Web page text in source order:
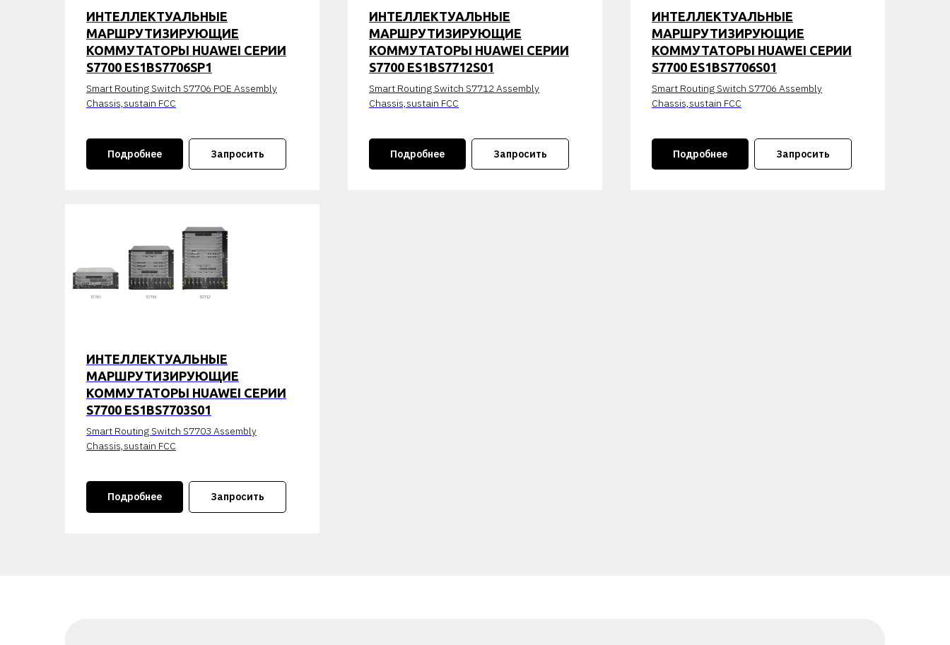
ИНТЕЛЛЕКТУАЛЬНЫЕ
МАРШРУТИЗИРУЮЩИЕ
КОММУТАТОРЫ HUAWEI СЕРИИ
S7700 ES1BS7706SP1
Smart Routing Switch S7706 POE Assembly
Chassis,sustain FCC
Подробнее Запросить
ИНТЕЛЛЕКТУАЛЬНЫЕ
МАРШРУТИЗИРУЮЩИЕ
КОММУТАТОРЫ HUAWEI СЕРИИ
S7700 ES1BS7712S01
Smart Routing Switch S7712 Assembly
Chassis,sustain FCC
Подробнее Запросить
ИНТЕЛЛЕКТУАЛЬНЫЕ
МАРШРУТИЗИРУЮЩИЕ
КОММУТАТОРЫ HUAWEI СЕРИИ
S7700 ES1BS7706S01
Smart Routing Switch S7706 Assembly
Chassis,sustain FCC
Подробнее Запросить
ИНТЕЛЛЕКТУАЛЬНЫЕ
МАРШРУТИЗИРУЮЩИЕ
КОММУТАТОРЫ HUAWEI СЕРИИ
S7700 ES1BS7703S01
Smart Routing Switch S7703 Assembly
Chassis,sustain FCC
Подробнее Запросить